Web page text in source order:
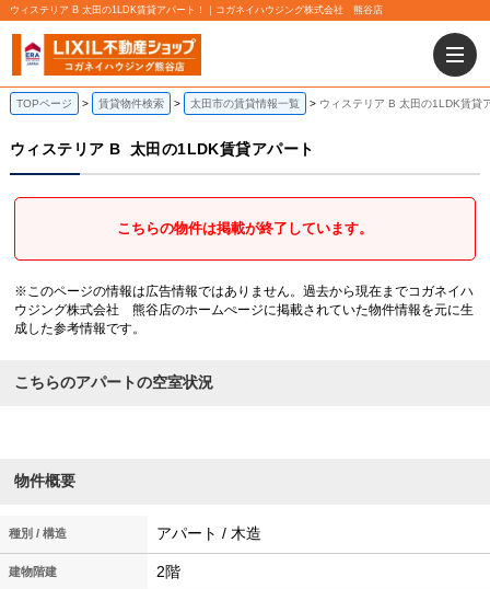
ウィステリア B 太田の1LDK賃貸アパート！｜コガネイハウジング株式会社 熊谷店
TOPページ 賃貸物件検索 太田市の賃貸情報一覧 ウィステリア B 太田の1LDK賃貸
ウィステリア B 太田の1LDK賃貸アパート
こちらの物件は掲載が終了しています。
※このページの情報は広告情報ではありません。過去から現在までコガネイハ
ウジング株式会社 熊谷店のホームぺージに掲載されていた物件情報を元に生
成した参考情報です。
こちらのアパートの空室状況
物件概要
種別 / 構造 アパート / 木造
建物階建 2階